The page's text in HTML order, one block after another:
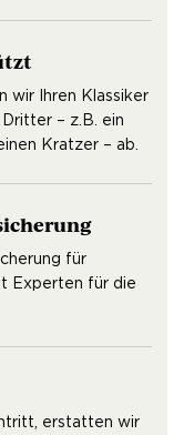
wir Ihren Klassiker
– z.B. ein
Kratzer – ab.
für
Experten für die
erstatten wir